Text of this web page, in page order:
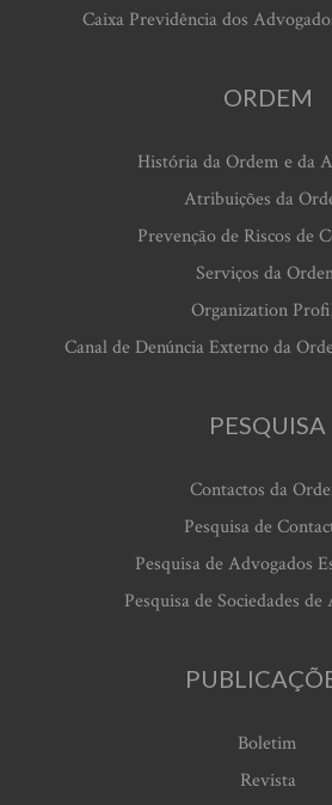
Caixa Previdência dos
ORDEM
História da Ordem e da
Atribuições da
Prevenção de Riscos de
Serviços da
Organization
Canal de Denúncia Externo da
PESQUISA
Contactos da
Pesquisa de
Pesquisa de Advogados
Pesquisa de Sociedades de
Boletim
Revista